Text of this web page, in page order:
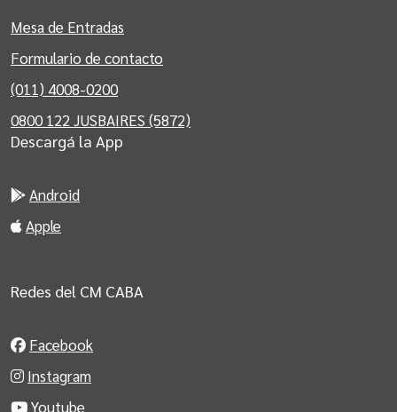
Mesa de Entradas
Formulario de contacto
(011) 4008-0200
0800 122 JUSBAIRES (5872)
Descargá la App
Android
Apple
Redes del CM CABA
Facebook
Instagram
Youtube